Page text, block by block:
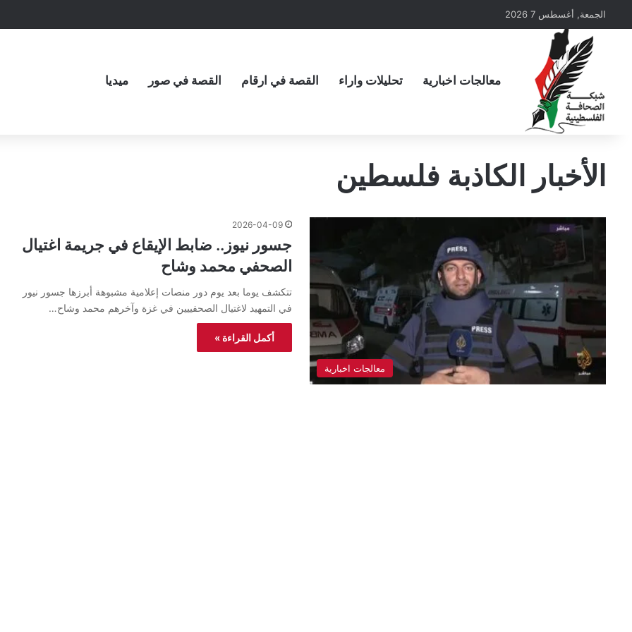
الجمعة, أغسطس 7 2026
معالجات اخبارية تحليلات واراء القصة في ارقام القصة في صور ميديا
الأخبار الكاذبة فلسطين
معالجات اخبارية
2026-04-09
جسور نيوز.. ضابط الإيقاع في جريمة اغتيال
الصحفي محمد وشاح
تتكشف يوما بعد يوم دور منصات إعلامية مشبوهة أبرزها جسور نيور
في التمهيد لاغتيال الصحفييين في غزة وآخرهم محمد وشاح…
أكمل القراءة »